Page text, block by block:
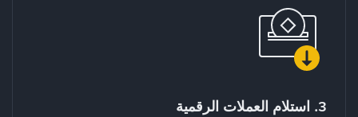
3. استلام العملات الرقمية